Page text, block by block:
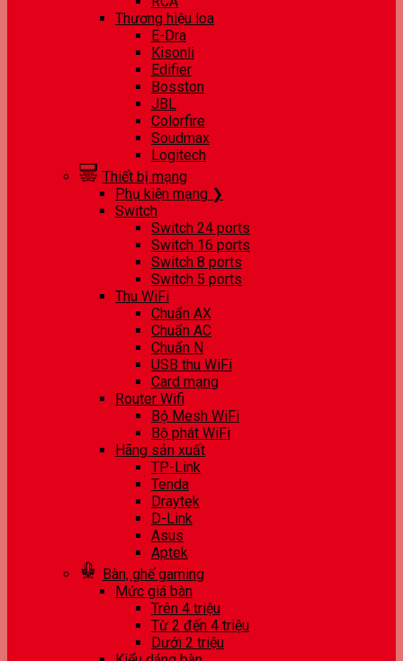
Thương hiệu loa
E-Dra
Kisonli
Edifier
Bosston
JBL
Colorfire
Soudmax
Logitech
Thiết bị mạng
Phụ kiện mạng ❯
Switch
Switch 24 ports
Switch 16 ports
Switch 8 ports
Switch 5 ports
Thu WiFi
Chuẩn AX
Chuẩn AC
Chuẩn N
USB thu WiFi
Card mạng
Router Wifi
Bộ Mesh WiFi
Bộ phát WiFi
Hãng sản xuất
TP-Link
Tenda
Draytek
D-Link
Asus
Aptek
Bàn, ghế gaming
Mức giá bàn
Trên 4 triệu
Từ 2 đến 4 triệu
Dưới 2 triệu